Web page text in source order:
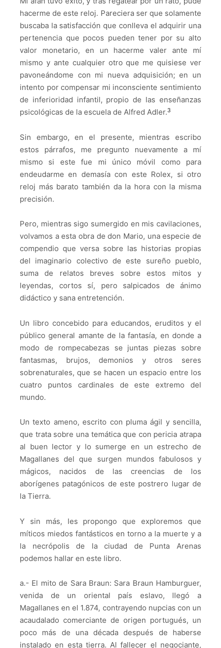
hacerme de este reloj. Pareciera ser que solamente
buscaba la satisfacción que conlleva el adquirir una
pertenencia que pocos pueden tener por su alto
valor monetario, en un hacerme valer ante mí
mismo y ante cualquier otro que me quisiese ver
pavoneándome con mi nueva adquisición; en un
intento por compensar mi inconsciente sentimiento
de inferioridad infantil, propio de las enseñanzas
psicológicas de la escuela de Alfred Adler.3
Sin embargo, en el presente, mientras escribo
estos párrafos, me pregunto nuevamente a mí
mismo si este fue mi único móvil como para
endeudarme en demasía con este Rolex, si otro
reloj más barato también da la hora con la misma
precisión.
Pero, mientras sigo sumergido en mis cavilaciones,
volvamos a esta obra de don Mario, una especie de
compendio que versa sobre las historias propias
del imaginario colectivo de este sureño pueblo,
suma de relatos breves sobre estos mitos y
leyendas, cortos sí, pero salpicados de ánimo
didáctico y sana entretención.
Un libro concebido para educandos, eruditos y el
público general amante de la fantasía, en donde a
modo de rompecabezas se juntas piezas sobre
fantasmas, brujos, demonios y otros seres
sobrenaturales, que se hacen un espacio entre los
cuatro puntos cardinales de este extremo del
mundo.
Un texto ameno, escrito con pluma ágil y sencilla,
que trata sobre una temática que con pericia atrapa
al buen lector y lo sumerge en un estrecho de
Magallanes del que surgen mundos fabulosos y
mágicos, nacidos de las creencias de los
aborígenes patagónicos de este postrero lugar de
la Tierra.
Y sin más, les propongo que exploremos que
míticos miedos fantásticos en torno a la muerte y a
la necrópolis de la ciudad de Punta Arenas
podemos hallar en este libro.
a.- El mito de Sara Braun: Sara Braun Hamburguer,
venida de un oriental país eslavo, llegó a
Magallanes en el 1.874, contrayendo nupcias con un
acaudalado comerciante de origen portugués, un
poco más de una década después de haberse
instalado en esta tierra. Al fallecer el negociante,